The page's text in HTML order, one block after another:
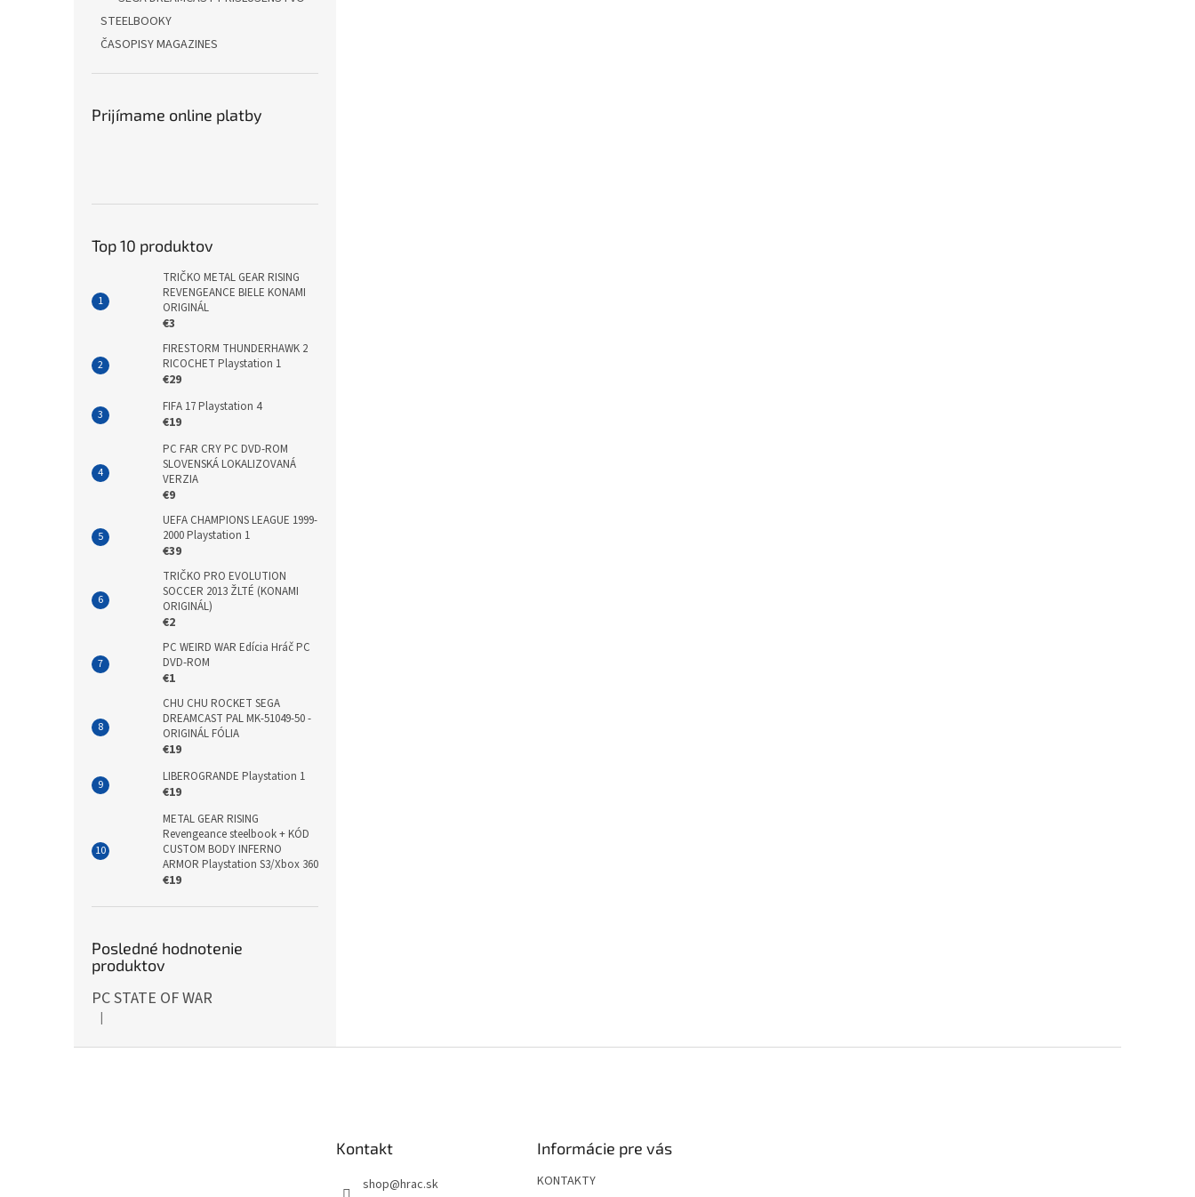
STEELBOOKY
ČASOPISY MAGAZINES
Prijímame online platby
Top 10 produktov
TRIČKO METAL GEAR RISING
REVENGEANCE BIELE KONAMI
ORIGINÁL
€3
FIRESTORM THUNDERHAWK 2
RICOCHET Playstation 1
€29
FIFA 17 Playstation 4
€19
PC FAR CRY PC DVD-ROM
SLOVENSKÁ LOKALIZOVANÁ
VERZIA
€9
UEFA CHAMPIONS LEAGUE 1999-
2000 Playstation 1
€39
TRIČKO PRO EVOLUTION
SOCCER 2013 ŽLTÉ (KONAMI
ORIGINÁL)
€2
PC WEIRD WAR Edícia Hráč PC
DVD-ROM
€1
CHU CHU ROCKET SEGA
DREAMCAST PAL MK-51049-50 -
ORIGINÁL FÓLIA
€19
LIBEROGRANDE Playstation 1
€19
METAL GEAR RISING
Revengeance steelbook + KÓD
CUSTOM BODY INFERNO
ARMOR Playstation S3/Xbox 360
€19
Posledné hodnotenie
produktov
PC STATE OF WAR
Hodnotenie produktu je 5 z 5 hviezdičiek.
|
Kontakt
shop@hrac.sk
Informácie pre vás
KONTAKTY